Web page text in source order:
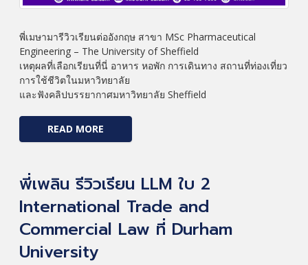
พี่เมษามารีวิวเรียนต่ออังกฤษ สาขา MSc Pharmaceutical
Engineering – The University of Sheffield
เหตุผลที่เลือกเรียนที่นี่ อาหาร หอพัก การเดินทาง สถานที่ท่องเที่ยว
การใช้ชีวิตในมหาวิทยาลัย
และฟังคลิปบรรยากาศมหาวิทยาลัย Sheffield
READ MORE
พี่เพลิน รีวิวเรียน LLM ใบ 2
International Trade and
Commercial Law ที่ Durham
University